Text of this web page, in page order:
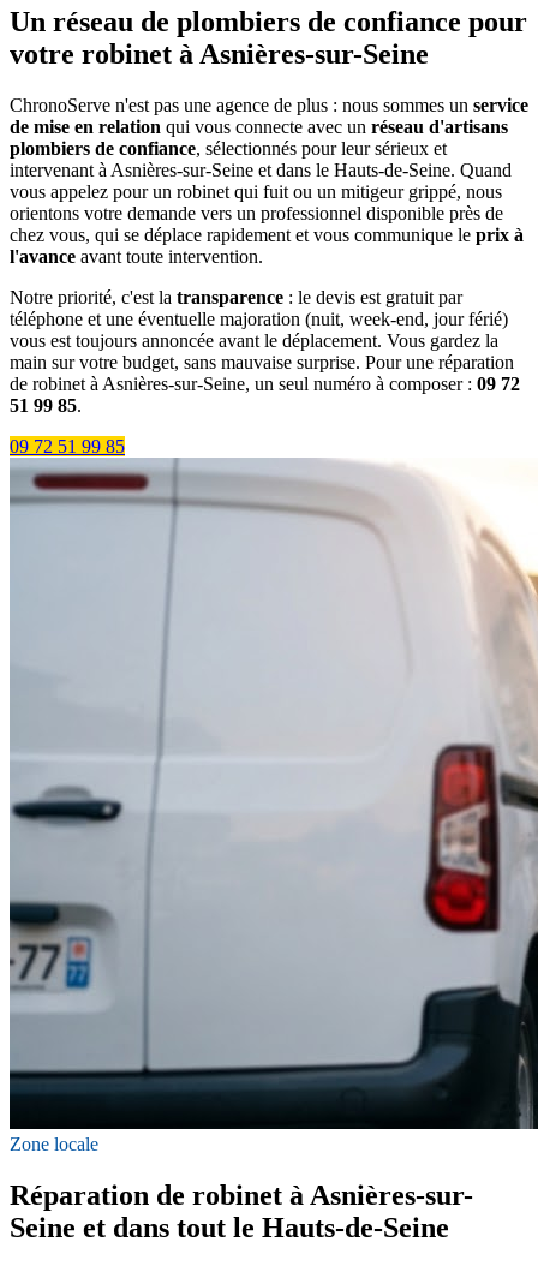
Un réseau de plombiers de confiance pour
votre robinet à Asnières-sur-Seine
ChronoServe n'est pas une agence de plus : nous sommes un service
de mise en relation qui vous connecte avec un réseau d'artisans
plombiers de confiance, sélectionnés pour leur sérieux et
intervenant à Asnières-sur-Seine et dans le Hauts-de-Seine. Quand
vous appelez pour un robinet qui fuit ou un mitigeur grippé, nous
orientons votre demande vers un professionnel disponible près de
chez vous, qui se déplace rapidement et vous communique le prix à
l'avance avant toute intervention.
Notre priorité, c'est la transparence : le devis est gratuit par
téléphone et une éventuelle majoration (nuit, week-end, jour férié)
vous est toujours annoncée avant le déplacement. Vous gardez la
main sur votre budget, sans mauvaise surprise. Pour une réparation
de robinet à Asnières-sur-Seine, un seul numéro à composer : 09 72
51 99 85.
09 72 51 99 85
Zone locale
Réparation de robinet à Asnières-sur-
Seine et dans tout le Hauts-de-Seine